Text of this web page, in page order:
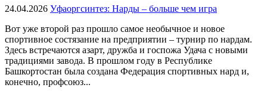
24.04.2026 Уфаоргсинтез: Нарды – больше чем игра
Вот уже второй раз прошло самое необычное и новое
спортивное состязание на предприятии – турнир по нардам.
Здесь встречаются азарт, дружба и госпожа Удача с новыми
традициями завода. В прошлом году в Республике
Башкортостан была создана Федерация спортивных нард и,
конечно, профсоюз...